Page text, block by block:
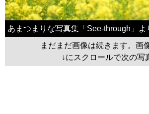
あまつまりな写真集「See-through」よ
まだまだ画像は続きます。画
↓にスクロールで次の写